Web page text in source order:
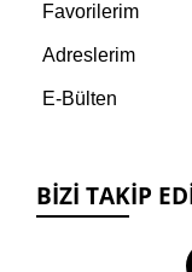
Favorilerim
Adreslerim
E-Bülten
BIZI TAKIP